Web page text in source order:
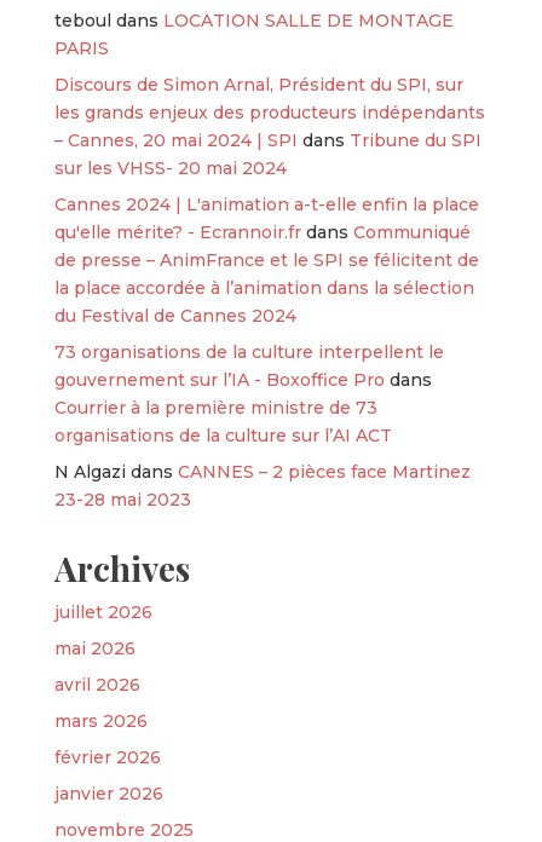
teboul dans LOCATION SALLE DE MONTAGE
PARIS
Discours de Simon Arnal, Président du SPI, sur
les grands enjeux des producteurs indépendants
– Cannes, 20 mai 2024 | SPI dans Tribune du SPI
sur les VHSS- 20 mai 2024
Cannes 2024 | L'animation a-t-elle enfin la place
qu'elle mérite? - Ecrannoir.frdans Communiqué
de presse – AnimFrance et le SPI se félicitent de
la place accordée à l’animation dans la sélection
du Festival de Cannes 2024
73 organisations de la culture interpellent le
gouvernement sur l’IA - Boxoffice Pro dans
Courrier à la première ministre de 73
organisations de la culture sur l’AI ACT
N Algazi dans CANNES – 2 pièces face Martinez
23-28 mai 2023
Archives
juillet 2026
mai 2026
avril 2026
mars 2026
février 2026
janvier 2026
novembre 2025